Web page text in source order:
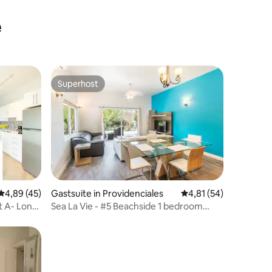
beoordeling van 4,89 op 5, 45 recensies
4,89 (45)
A- Long
Superhost
Superhost
Gastsuite in Providenciales Gemiddelde
4,81 (54)
Sea La Vie - #5 Beachside 1 bedroom